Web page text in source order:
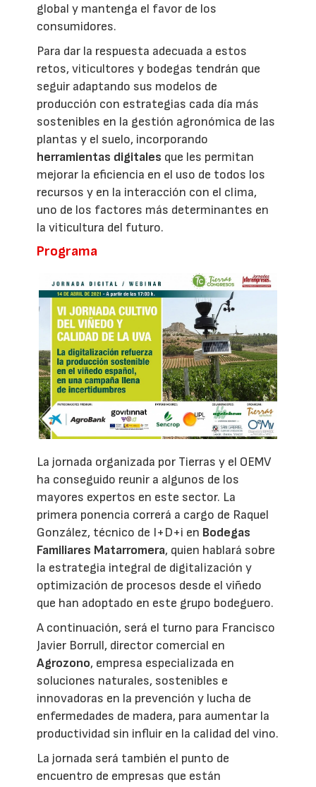
global y mantenga el favor de los
consumidores.
Para dar la respuesta adecuada a estos
retos, viticultores y bodegas tendrán que
seguir adaptando sus modelos de
producción con estrategias cada día más
sostenibles en la gestión agronómica de las
plantas y el suelo, incorporando
herramientas digitales que les permitan
mejorar la eficiencia en el uso de todos los
recursos y en la interacción con el clima,
uno de los factores más determinantes en
la viticultura del futuro.
Programa
La jornada organizada por Tierras y el OEMV
ha conseguido reunir a algunos de los
mayores expertos en este sector. La
primera ponencia correrá a cargo de Raquel
González, técnico de I+D+i en Bodegas
Familiares Matarromera, quien hablará sobre
la estrategia integral de digitalización y
optimización de procesos desde el viñedo
que han adoptado en este grupo bodeguero.
A continuación, será el turno para Francisco
Javier Borrull, director comercial en
Agrozono, empresa especializada en
soluciones naturales, sostenibles e
innovadoras en la prevención y lucha de
enfermedades de madera, para aumentar la
productividad sin influir en la calidad del vino.
La jornada será también el punto de
encuentro de empresas que están